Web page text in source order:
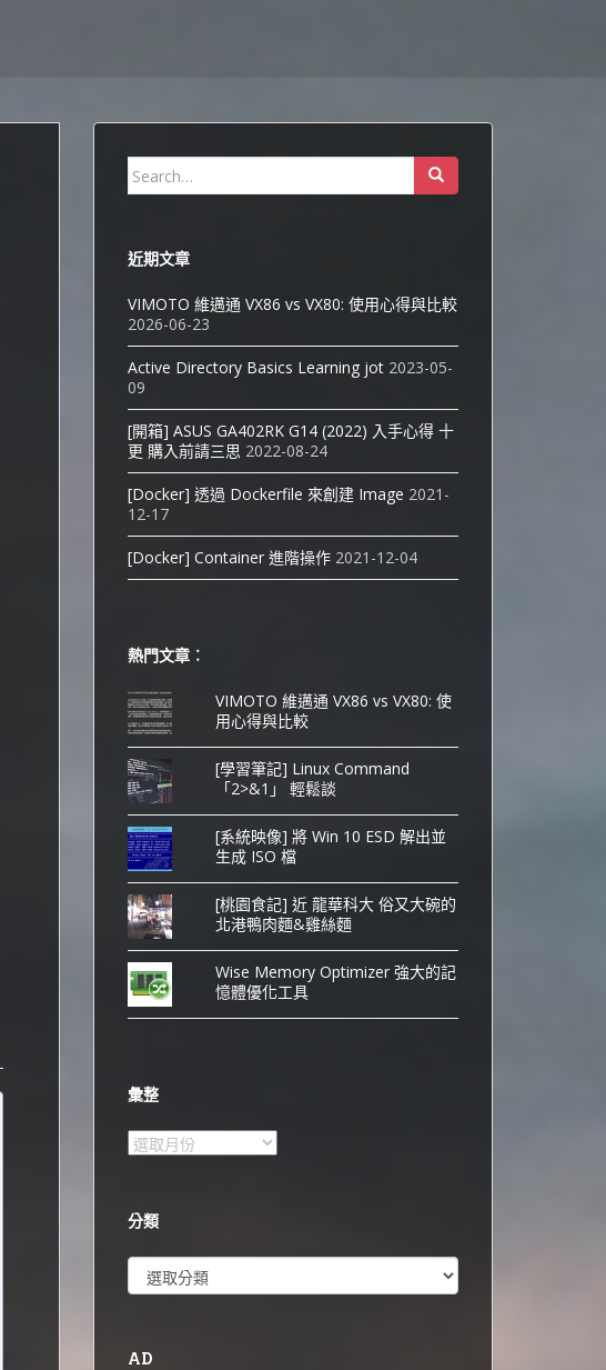
Search
for:
近期文章
VIMOTO 維邁通 VX86 vs VX80: 使用心得與比較
2026-06-23
Active Directory Basics Learning jot 2023-05-
09
[開箱] ASUS GA402RK G14 (2022) 入手心得 十
更 購入前請三思 2022-08-24
[Docker] 透過 Dockerfile 來創建 Image 2021-
12-17
[Docker] Container 進階操作 2021-12-04
熱門文章︰
VIMOTO 維邁通 VX86 vs VX80: 使
用心得與比較
[學習筆記] Linux Command
「2>&1」 輕鬆談
[系統映像] 將 Win 10 ESD 解出並
生成 ISO 檔
[桃園食記] 近 龍華科大 俗又大碗的
北港鴨肉麵&雞絲麵
Wise Memory Optimizer 強大的記
憶體優化工具
彙整
彙
分類
類
AD